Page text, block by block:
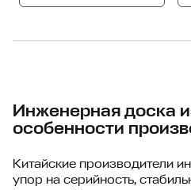
Инженерная доска
особенности
Китайские производители
упор на серийность,